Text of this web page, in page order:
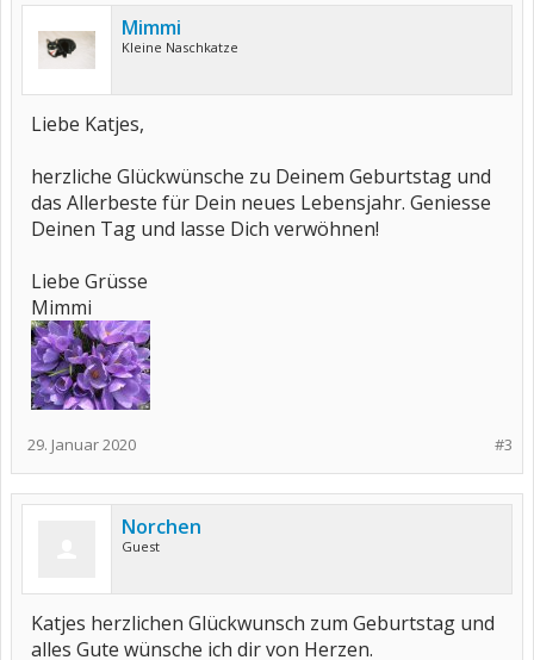
Mimmi
Kleine Naschkatze
Liebe Katjes,
herzliche Glückwünsche zu Deinem Geburtstag und
das Allerbeste für Dein neues Lebensjahr. Geniesse
Deinen Tag und lasse Dich verwöhnen!
Liebe Grüsse
Mimmi
#3
29. Januar 2020
Norchen
Guest
Katjes herzlichen Glückwunsch zum Geburtstag und
alles Gute wünsche ich dir von Herzen.